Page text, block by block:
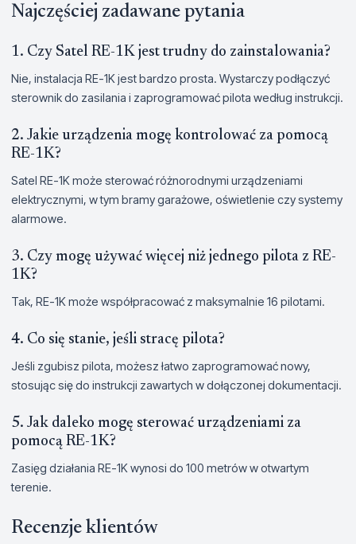
Najczęściej zadawane pytania
1. Czy Satel RE-1K jest trudny do zainstalowania?
Nie, instalacja RE-1K jest bardzo prosta. Wystarczy podłączyć
sterownik do zasilania i zaprogramować pilota według instrukcji.
2. Jakie urządzenia mogę kontrolować za pomocą
RE-1K?
Satel RE-1K może sterować różnorodnymi urządzeniami
elektrycznymi, w tym bramy garażowe, oświetlenie czy systemy
alarmowe.
3. Czy mogę używać więcej niż jednego pilota z RE-
1K?
Tak, RE-1K może współpracować z maksymalnie 16 pilotami.
4. Co się stanie, jeśli stracę pilota?
Jeśli zgubisz pilota, możesz łatwo zaprogramować nowy,
stosując się do instrukcji zawartych w dołączonej dokumentacji.
5. Jak daleko mogę sterować urządzeniami za
pomocą RE-1K?
Zasięg działania RE-1K wynosi do 100 metrów w otwartym
terenie.
Recenzje klientów